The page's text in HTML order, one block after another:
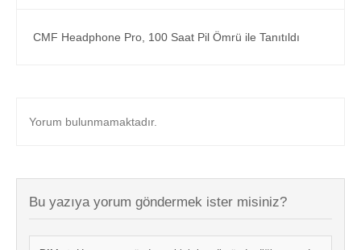
CMF Headphone Pro, 100 Saat Pil Ömrü ile Tanıtıldı
Yorum bulunmamaktadır.
Bu yazıya yorum göndermek ister misiniz?